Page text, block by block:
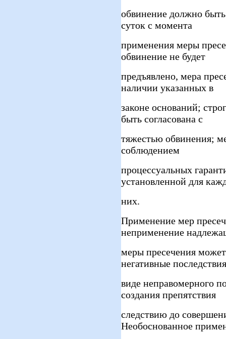
обвинение должно
суток с момента
применения меры
обвинение не будет
предъявлено, мера
наличии указанных в
законе оснований;
быть согласована с
тяжестью обвинения;
соблюдением
процессуальных
установленной для
них.
Применение мер
неприменение
меры пресечения
негативные
виде неправомерного
создания препятствия
следствию до
Необоснованное